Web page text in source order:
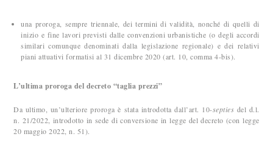
una proroga, sempre triennale, dei termini di validità, nonché di quelli di
inizio e fine lavori previsti dalle convenzioni urbanistiche (o degli accordi
similari comunque denominati dalla legislazione regionale) e dei relativi
piani attuativi formatisi al 31 dicembre 2020 (art. 10, comma 4-bis).
L’ultima proroga del decreto “taglia prezzi”
Da ultimo, un’ulteriore proroga è stata introdotta dall’art. 10-septies del d.l.
n. 21/2022, introdotto in sede di conversione in legge del decreto (con legge
20 maggio 2022, n. 51).